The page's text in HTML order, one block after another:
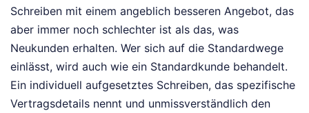
Schreiben mit einem angeblich besseren Angebot, das
aber immer noch schlechter ist als das, was
Neukunden erhalten. Wer sich auf die Standardwege
einlässt, wird auch wie ein Standardkunde behandelt.
Ein individuell aufgesetztes Schreiben, das spezifische
Vertragsdetails nennt und unmissverständlich den